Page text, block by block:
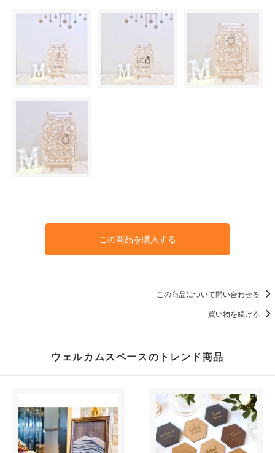
この商品を購入する
この商品について問い合わせる
買い物を続ける
ウェルカムスペースのトレンド商品